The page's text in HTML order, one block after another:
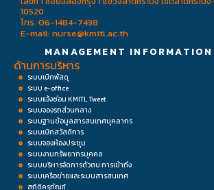
10520
โทร. 06-1484-7438
E-mail: nurse@kmitl.ac.th
MANAGEMENT
ด้านการบริหาร
ระบบเบิกพัสดุ
ระบบ e-office
ระบบแจ้งซ่อม KMITL Tweet
ระบบจองรถส่วนกลาง
ระบบฐานข้อมูลสารสนเทศบุคลากร
ระบบเบิกสวัสดิการ
ระบบจองห้องประชุม
ระบบงานทรัพยากรบุคคล
ระบบบริหารจัดการตัวตน การเข้าถึง
ระบบเครือข่ายและระบบสารสนเทศ
สถิติครุภัณฑ์